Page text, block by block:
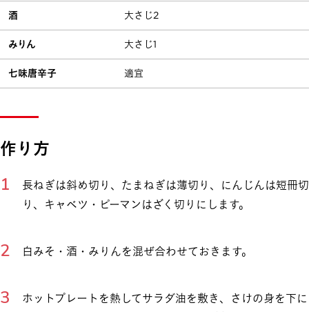
酒 大さじ2
みりん 大さじ1
七味唐辛子 適宜
作り方
長ねぎは斜め切り、たまねぎは薄切り、にんじんは短冊切
り、キャベツ・ピーマンはざく切りにします。
白みそ・酒・みりんを混ぜ合わせておきます。
ホットプレートを熱してサラダ油を敷き、さけの身を下に